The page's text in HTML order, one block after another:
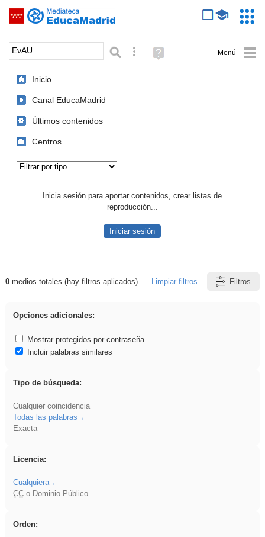
Saltar navegación
Palabra o frase: Búsqueda avanzada
Ayuda
(en
Inicio
Canal EducaMadrid
Últimos contenidos
Centros
Inicia sesión para aportar contenidos, crear listas de
reproducción...
Iniciar sesión
Resultados de: EvAU
0medios totales (hay filtros aplicados) Limpiar filtros Filtros
Opciones adicionales:
Mostrar protegidos por contraseña
Incluir palabras similares
Tipo de búsqueda:
Cualquier coincidencia
Todas las palabras
Exacta
Licencia:
Cualquiera
CCo Dominio Público
Orden: